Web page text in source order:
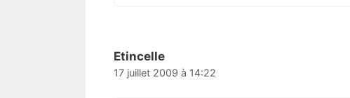
Etincelle
17 juillet 2009 à 14:22